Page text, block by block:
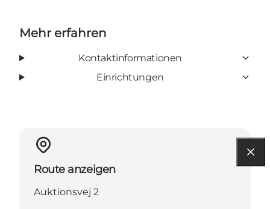
Mehr erfahren
Kontaktinformationen
Einrichtungen
Route anzeigen
Auktionsvej 2